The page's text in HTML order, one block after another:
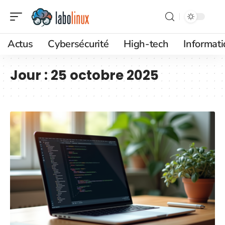
Actus Cybersécurité High-tech
Jour :25 octobre 2025